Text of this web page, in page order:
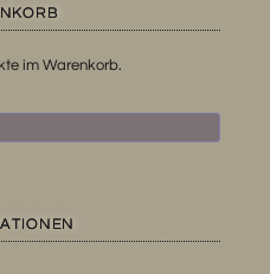
im Warenkorb.